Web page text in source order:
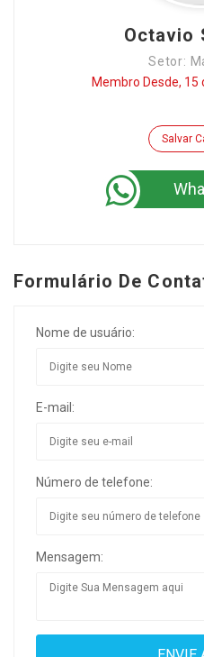
Octavio
Setor:
Membro Desde,
Salvar
Formulário De
Nome de usuário:
E-mail:
Número de telefone:
Mensagem: